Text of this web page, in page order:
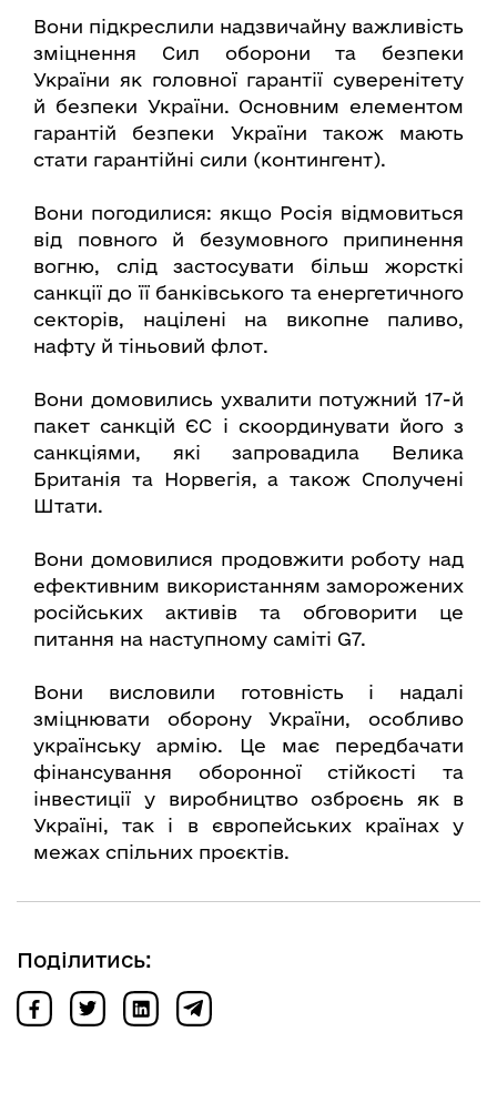
Вони підкреслили надзвичайну важливість
зміцнення Сил оборони та безпеки
України як головної гарантії суверенітету
й безпеки України. Основним елементом
гарантій безпеки України також мають
стати гарантійні сили (контингент).
Вони погодилися: якщо Росія відмовиться
від повного й безумовного припинення
вогню, слід застосувати більш жорсткі
санкції до її банківського та енергетичного
секторів, націлені на викопне паливо,
нафту й тіньовий флот.
Вони домовились ухвалити потужний 17-й
пакет санкцій ЄС і скоординувати його з
санкціями, які запровадила Велика
Британія та Норвегія, а також Сполучені
Штати.
Вони домовилися продовжити роботу над
ефективним використанням заморожених
російських активів та обговорити це
питання на наступному саміті G7.
Вони висловили готовність і надалі
зміцнювати оборону України, особливо
українську армію. Це має передбачати
фінансування оборонної стійкості та
інвестиції у виробництво озброєнь як в
Україні, так і в європейських країнах у
межах спільних проєктів.
Поділитись: